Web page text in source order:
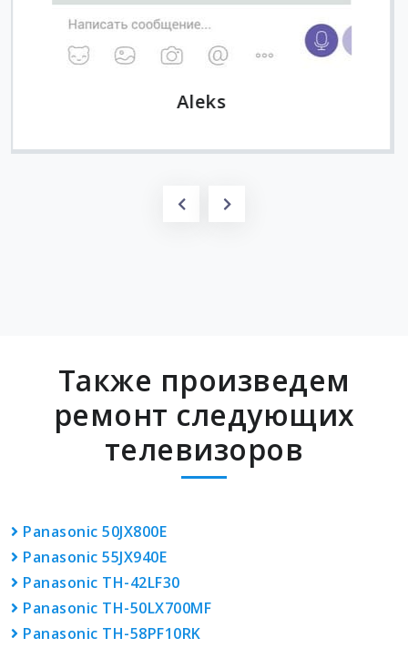
Также произведем
ремонт следующих
телевизоров
Panasonic 50JX800E
Panasonic 55JX940E
Panasonic TH-42LF30
Panasonic TH-50LX700MF
Panasonic TH-58PF10RK